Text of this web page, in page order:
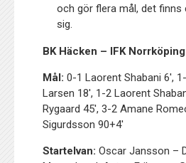
och gör flera mål, det finns
sig.
BK Häcken – IFK
Mål:0-1 Laorent Shabani 6′,
Larsen 18′, 1-2 Laorent
Rygaard 45′, 3-2 Amane
Sigurdsson 90+4′
Startelvan: Oscar Jansson –